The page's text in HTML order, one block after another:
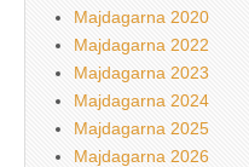
Majdagarna 2020
Majdagarna 2022
Majdagarna 2023
Majdagarna 2024
Majdagarna 2025
Majdagarna 2026